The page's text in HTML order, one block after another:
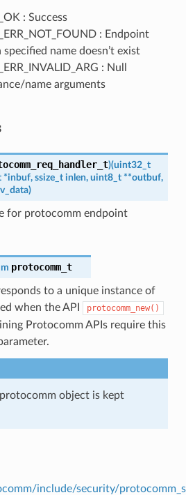
: Success
: Endpoint
name doesn’t exist
: Null
name arguments
)(uint32_t
*inbuf, ssize_t inlen, uint8_t **outbuf,
)
for protocomm endpoint
protocomm_t
to a unique instance of
when the API
protocomm_new()
Protocomm APIs require this
object is kept
include/security/